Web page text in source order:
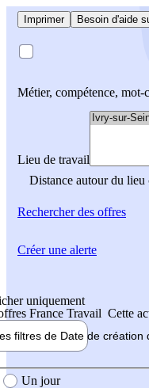
Imprimer Besoin d'aide
Métier, compétence,
Lieu de travail
Distance autour du lieu
Rechercherdes offres
uniquement
France Travail Cette
filtres de Date de création
création de l'offre
Un jour
Créer une alerte